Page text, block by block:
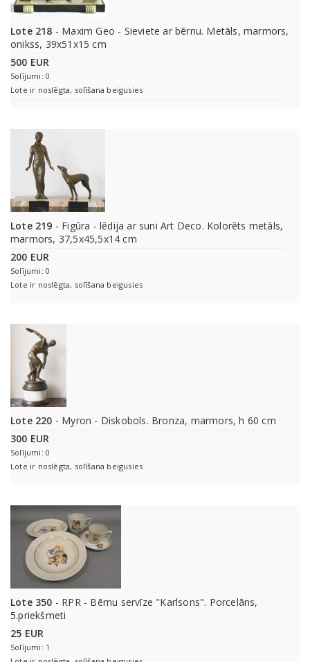
Lote 218 - Maxim Geo - Sieviete ar bērnu. Metāls, marmors,
onikss, 39x51x15 cm
500 EUR
Solījumi: 0
Lote ir noslēgta, solīšana beigusies
Lote 219 - Figūra - lēdija ar suni Art Deco. Kolorēts metāls,
marmors, 37,5x45,5x14 cm
200 EUR
Solījumi: 0
Lote ir noslēgta, solīšana beigusies
Lote 220 - Myron - Diskobols. Bronza, marmors, h 60 cm
300 EUR
Solījumi: 0
Lote ir noslēgta, solīšana beigusies
Lote 350 - RPR - Bērnu servīze "Karlsons". Porcelāns,
5.priekšmeti
25 EUR
Solījumi: 1